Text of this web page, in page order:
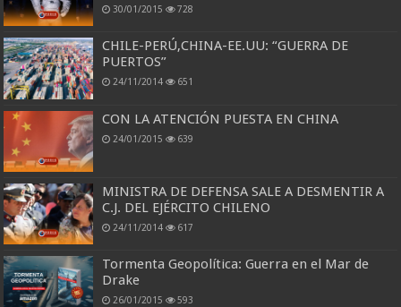
30/01/2015 728
CHILE-PERÚ,CHINA-EE.UU: “GUERRA DE
PUERTOS”
24/11/2014 651
CON LA ATENCIÓN PUESTA EN CHINA
24/01/2015 639
MINISTRA DE DEFENSA SALE A DESMENTIR A
C.J. DEL EJÉRCITO CHILENO
24/11/2014 617
Tormenta Geopolítica: Guerra en el Mar de
Drake
26/01/2015 593